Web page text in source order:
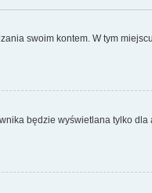
swoim kontem. W tym
będzie wyświetlana tylko dla